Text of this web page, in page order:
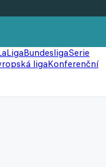
BundesligaSerie
ligaKonferenční